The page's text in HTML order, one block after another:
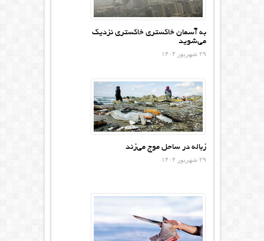
به آسمان خاکستری خاکستری نزدیک
می‌شوید
۲۹ شهریور ۱۴۰۴
زباله در ساحل موج می‌زند
۲۹ شهریور ۱۴۰۴